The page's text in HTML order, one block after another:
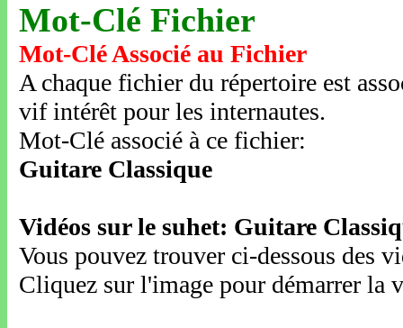
Mot-Clé Fichier
Mot-Clé Associé au Fichier
A chaque fichier du répertoire est
vif intérêt pour les internautes.
Mot-Clé associé à ce fichier:
Guitare Classique
Vidéos sur le suhet: Guitare
Vous pouvez trouver ci-dessous des
Cliquez sur l'image pour démarrer la